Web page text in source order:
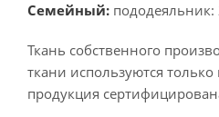
Семейный:
Ткань собственного
ткани используются
продукция